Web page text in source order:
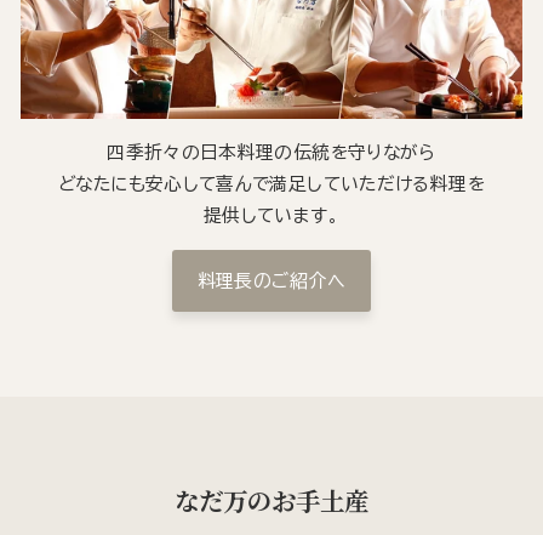
四季折々の日本料理の伝統を守りながら
どなたにも安心して喜んで満足していただける料理を
提供しています。
料理長のご紹介へ
なだ万のお手土産